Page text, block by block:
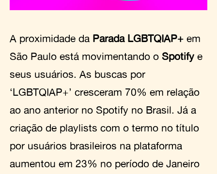
A proximidade da Parada LGBTQIAP+ em
São Paulo está movimentando o Spotify e
seus usuários. As buscas por
‘LGBTQIAP+’ cresceram 70% em relação
ao ano anterior no Spotify no Brasil. Já a
criação de playlists com o termo no título
por usuários brasileiros na plataforma
aumentou em 23% no período de Janeiro